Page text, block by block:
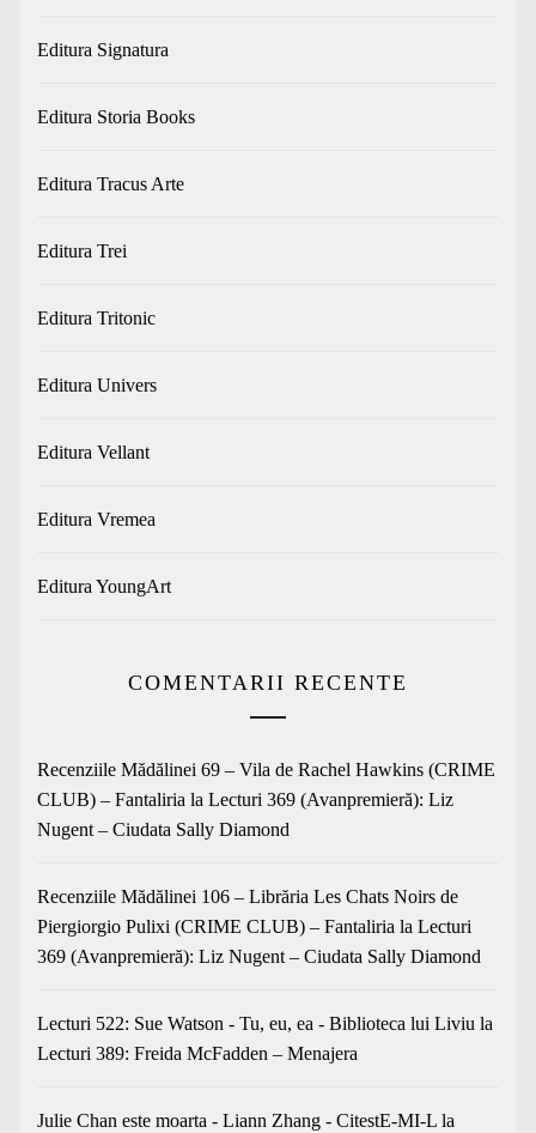
Editura Signatura
Editura Storia Books
Editura Tracus Arte
Editura Trei
Editura Tritonic
Editura Univers
Editura Vellant
Editura Vremea
Editura YoungArt
COMENTARII RECENTE
Recenziile Mădălinei 69 – Vila de Rachel Hawkins (CRIME
CLUB) – Fantaliria la Lecturi 369 (Avanpremieră): Liz
Nugent – Ciudata Sally Diamond
Recenziile Mădălinei 106 – Librăria Les Chats Noirs de
Piergiorgio Pulixi (CRIME CLUB) – Fantaliria la Lecturi
369 (Avanpremieră): Liz Nugent – Ciudata Sally Diamond
Lecturi 522: Sue Watson - Tu, eu, ea - Biblioteca lui Liviu la
Lecturi 389: Freida McFadden – Menajera
Julie Chan este moarta - Liann Zhang - CitestE-MI-L la